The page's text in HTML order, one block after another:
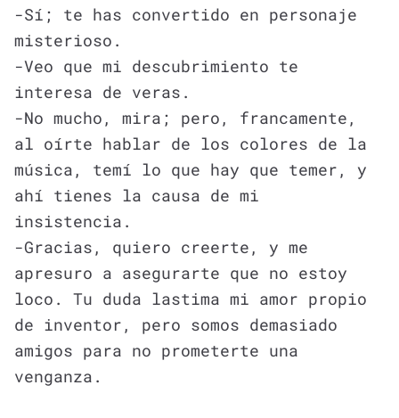
-Sí; te has convertido en personaje
misterioso.
-Veo que mi descubrimiento te
interesa de veras.
-No mucho, mira; pero, francamente,
al oírte hablar de los colores de la
música, temí lo que hay que temer, y
ahí tienes la causa de mi
insistencia.
-Gracias, quiero creerte, y me
apresuro a asegurarte que no estoy
loco. Tu duda lastima mi amor propio
de inventor, pero somos demasiado
amigos para no prometerte una
venganza.